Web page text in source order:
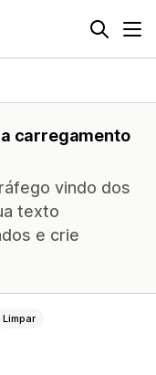
carregamento
vindo dos
texto
e crie
Limpar